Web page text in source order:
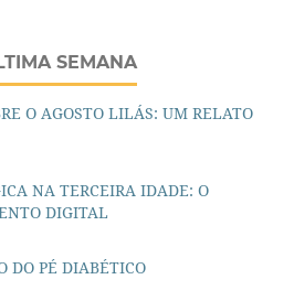
SEMANA
O AGOSTO LILÁS: UM RELATO
NA TERCEIRA IDADE: O
DIGITAL
DO PÉ DIABÉTICO